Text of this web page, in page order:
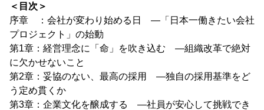
＜目次＞
序章 ：会社が変わり始める日 ―「日本一働きたい会社
プロジェクト」の始動
第1章：経営理念に「命」を吹き込む ―組織改革で絶対
に欠かせないこと
第2章：妥協のない、最高の採用 ―独自の採用基準をど
う定め貫くか
第3章：企業文化を醸成する ―社員が安心して挑戦でき